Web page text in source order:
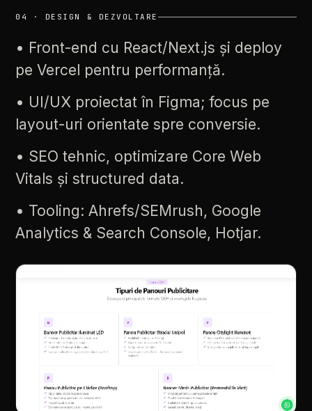
04 · DESIGN & DEZVOLTARE
• Front-end cu React/Next.js și deploy
pe Vercel pentru performanță.
• UI/UX proiectat în Figma; focus pe
layout-uri orientate spre conversie.
• SEO tehnic, optimizare Core Web
Vitals și structured data.
• Tooling: Ahrefs/SEMrush, Google
Analytics & Search Console, Hotjar.